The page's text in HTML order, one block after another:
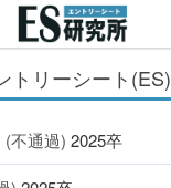
トリーシート(ES)
(不通過) 2025卒